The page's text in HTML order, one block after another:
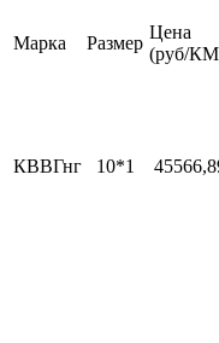
Марка Размер
Цена
(руб/
КВВГнг 10*1